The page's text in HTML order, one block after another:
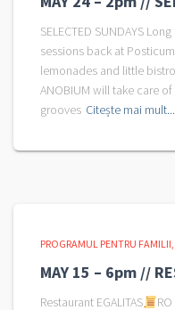
SELECTED SUNDAYS
sessions back at
lemonades and little
ANOBIUM will take care
grooves Citește mai mult...
PROGRAMUL PENTRU FAMILII
MAY 15 – 6pm //
Restaurant EGALITAS